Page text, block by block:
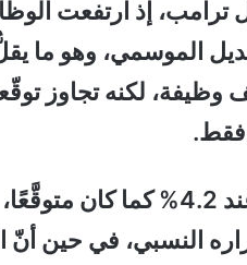
ترامب، إذ ارتفعت
بعد التعديل الموسمي، وهو
آذار المعدل هبوطاً والبالغ 185 ألف وظيفة،
لكن، في المقابل، استقر معدّلُ البطالة عند
النسبي، في حين أنّ